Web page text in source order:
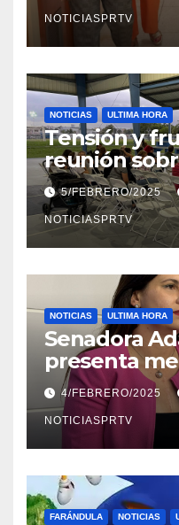
NOTICIASPRTV
NOTICIAS ULTIMA HORA
Tensión y
reunión
Reparto
5/FEBRERO/2025
NOTICIASPRTV
NOTICIAS ULTIMA HORA
Senadora
presenta
violencia en
4/FEBRERO/2025
NOTICIASPRTV
FARÁNDULA NOTICIAS